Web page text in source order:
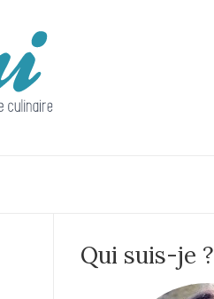
Qui suis-je ?